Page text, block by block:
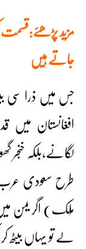
مزید
جاتے ہیں
جس میں ذرا سی
افغانستان
لگانے،بلکہ
طرح سعودی
مُلک) اگر یمن
لے تو یہاں بیٹھ